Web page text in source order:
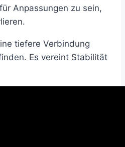
Anpassungen zu sein,
tiefere Verbindung
Es vereint Stabilität